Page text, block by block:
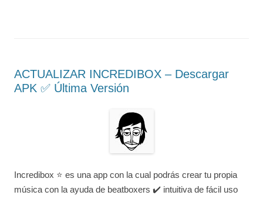
ACTUALIZAR INCREDIBOX – Descargar
APK ✅️ Última Versión
Incredibox ⭐ es una app con la cual podrás crear tu propia
música con la ayuda de beatboxers ✔️ intuitiva de fácil uso